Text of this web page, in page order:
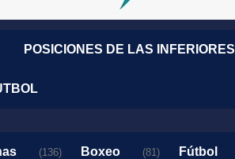
POSICIONES DE LAS INFERIORES
(136) Boxeo (81) Fútbol